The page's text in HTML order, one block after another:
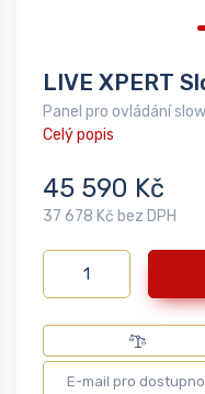
LIVE XPERT
Panel pro ovládání
Celý popis
45 590 Kč
37 678 Kč bez DPH